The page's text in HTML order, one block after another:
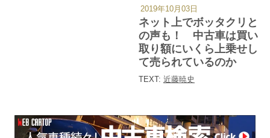
ネット上でボッタクリと
の声も！ 中古車は買い
取り額にいくら上乗せし
て売られているのか
TEXT: 近藤暁史
2019年10月03日